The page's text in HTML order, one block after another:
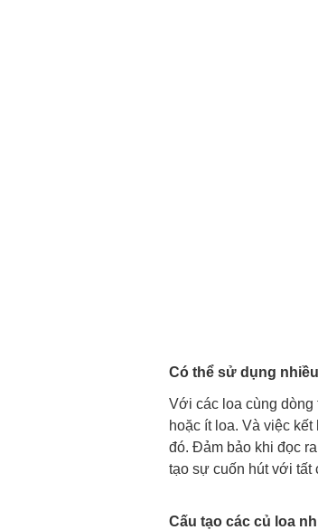
Có thể sử dụng
Với các loa cùng dòng
hoặc ít loa. Và việc
đó. Đảm bảo khi đọc
tạo sự cuốn hút với tất
Cấu tạo các củ loa